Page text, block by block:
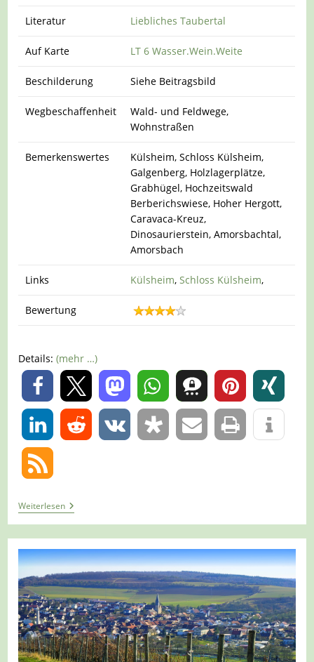
Literatur Liebliches Taubertal
Auf Karte LT 6 Wasser.Wein.Weite
Beschilderung Siehe Beitragsbild
Wegbeschaffenheit
Wald- und Feldwege,
Wohnstraßen
Bemerkenswertes
Külsheim, Schloss Külsheim,
Galgenberg, Holzlagerplätze,
Grabhügel, Hochzeitswald
Berberichswiese, Hoher Hergott,
Caravaca-Kreuz,
Dinosaurierstein, Amorsbachtal,
Amorsbach
Links Külsheim,Schloss Külsheim,
Bewertung
Details:(mehr …)
0
0
WeiterlesenTour
1238
–
Külsheim
–
Rundwanderweg
LT6
Wasser.Wein.Weite